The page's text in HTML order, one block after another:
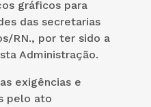
gráficos para
das secretarias
RN., por ter sido a
Administração.
exigências e
pelo ato